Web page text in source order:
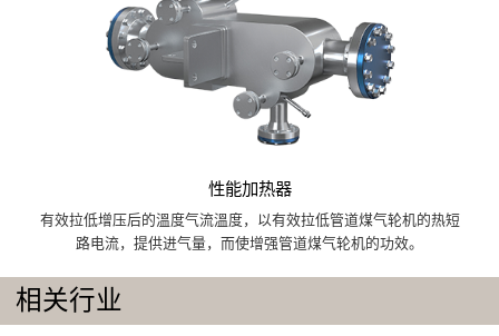
性能加热器
有效拉低增压后的溫度气流溫度，以有效拉低管道煤气轮机的热短
路电流，提供进气量，而使增强管道煤气轮机的功效。
相关行业